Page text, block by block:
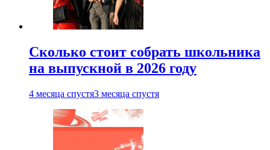
Сколько стоит собрать школьника
на выпускной в 2026 году
4 месяца спустя3 месяца спустя